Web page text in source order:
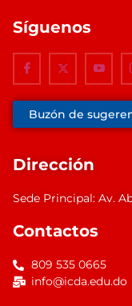
Síguenos
Buzón de
Dirección
Sede Principal: Av.
Contactos
809 535 0665
info@icda.edu.do